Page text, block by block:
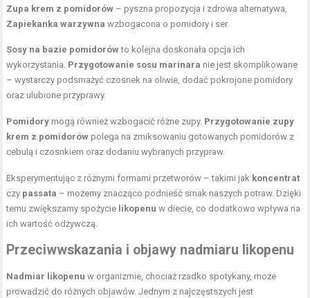
Zupa krem z pomidorów – pyszna propozycja i zdrowa alternatywa,
Zapiekanka warzywna wzbogacona o pomidory i ser.
Sosy na bazie pomidorówto kolejna doskonała opcja ich
wykorzystania. Przygotowanie sosu marinara nie jest skomplikowane
– wystarczy podsmażyć czosnek na oliwie, dodać pokrojone pomidory
oraz ulubione przyprawy.
Pomidory mogą również wzbogacić różne zupy. Przygotowanie zupy
krem z pomidorów polega na zmiksowaniu gotowanych pomidorów z
cebulą i czosnkiem oraz dodaniu wybranych przypraw.
Eksperymentując z różnymi formami przetworów – takimi jak koncentrat
czy passata – możemy znacząco podnieść smak naszych potraw. Dzięki
temu zwiększamy spożycie likopenu w diecie, co dodatkowo wpływa na
ich wartość odżywczą.
Przeciwwskazania i objawy nadmiaru likopenu
Nadmiar likopenu w organizmie, chociaż rzadko spotykany, może
prowadzić do różnych objawów. Jednym z najczęstszych jest